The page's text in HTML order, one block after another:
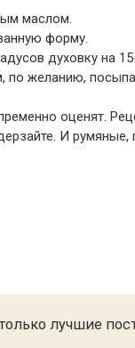
маслом.
форму.
духовку на
по желанию,
оценят.
И румяные,
лучшие